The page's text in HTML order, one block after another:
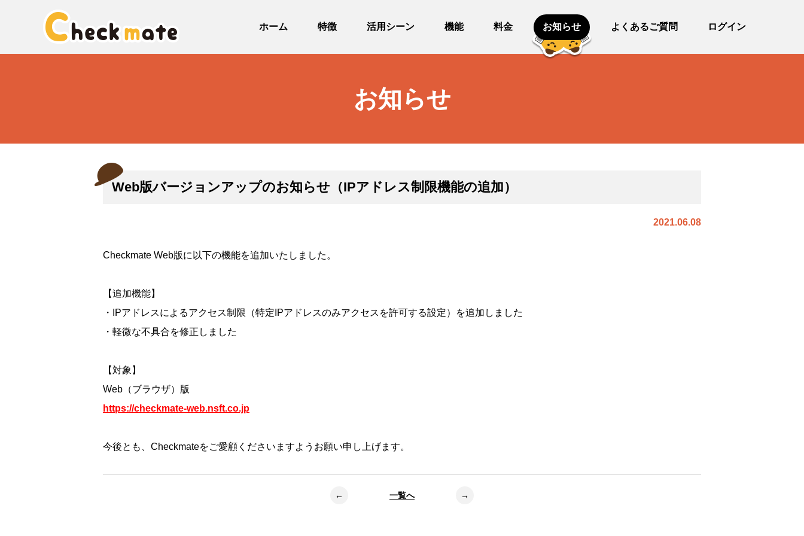
ホーム 特徴 活用シーン 機能 料金 お知らせ よくあるご質問 ログイン
お知らせ
Web版バージョンアップのお知らせ（IPアドレス制限機能の追加）
2021.06.08
Checkmate Web版に以下の機能を追加いたしました。
【追加機能】
・IPアドレスによるアクセス制限（特定IPアドレスのみアクセスを許可する設定）を追加しました
・軽微な不具合を修正しました
【対象】
Web（ブラウザ）版
https://checkmate-web.nsft.co.jp
今後とも、Checkmateをご愛顧くださいますようお願い申し上げます。
← 一覧へ →